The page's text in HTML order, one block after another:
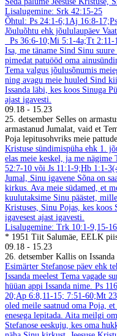
Lisalugemine: Srk 42:15-25
Õhtul: Ps 24:1-6;1Aj 16:8-
Jõuluõhtu ehk jõululaupäev
Ps 36:6-10;Mi 5:1-4a;Tt
Isa, me täname Sind Sinu
pimedat patuööd oma
Tema valgus jõulusõnumis
ning avagu meie huuled Sind
Issanda läbi, kes koos Sinuga
ajast igavesti.
09.18 - 15.23
25. detsember Selles on
armastanud Jumalat, vaid et
Poja lepitusohvriks meie
Kristuse sündimispüha ehk 1.
elas meie keskel, ja me nägime
52:7-10 või Js 11:1-9;Hb 1:1-
Jumal, Sinu igavene Sõna on
kirkus. Ava meie südamed, et
kuulutaksime Sinu päästet,
Kristuses, Sinu Pojas, kes koos
igavesest ajast igavesti.
Lisalugemine: Trk 10:1-9,15-
* 1951 Tiit Salumäe, EELK
09.18 - 15.23
26. detsember Kallis on Issanda
Esimärter Stefanose päev ehk
Issanda meelest Tema vagade
hüüan appi Issanda nime. Ps
20;Ap 6:8,11-15; 7:51-60;Mt
oled meile saatnud oma Poja,
enesega lepitada. Aita meilgi
Stefanose eeskuju, kes oma